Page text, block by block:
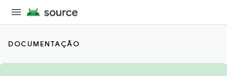
DOCUMENTAÇÃO